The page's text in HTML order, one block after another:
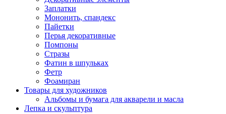
Заплатки
Мононить, спандекс
Пайетки
Перья декоративные
Помпоны
Стразы
Фатин в шпульках
Фетр
Фоамиран
Товары для художников
Альбомы и бумага для акварели и масла
Лепка и скульптура